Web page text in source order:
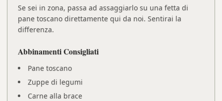
Se sei in zona, passa ad assaggiarlo su una fetta di
pane toscano direttamente qui da noi. Sentirai la
differenza.
Abbinamenti Consigliati
Pane toscano
Zuppe di legumi
Carne alla brace